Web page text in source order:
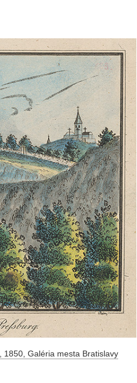
1850, Galéria mesta Bratislavy